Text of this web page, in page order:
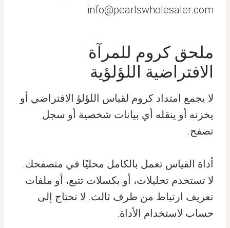
info@pearlswholesaler.com
ملحق كروم للمرآة
الافتراضية اللؤلؤية
لا يجمع امتداد كروم لقياس اللؤلؤ الافتراضي أو
يخزنه أو ينقله أي بيانات شخصية أو سجل
تصفح.
أداة القياس تعمل بالكامل محليًا في متصفحك.
لا تستخدم تحليلات، أو بكسلات تتبع، أو ملفات
تعريف ارتباط من طرف ثالث. لا تحتاج إلى
حساب لاستخدام الأداة.